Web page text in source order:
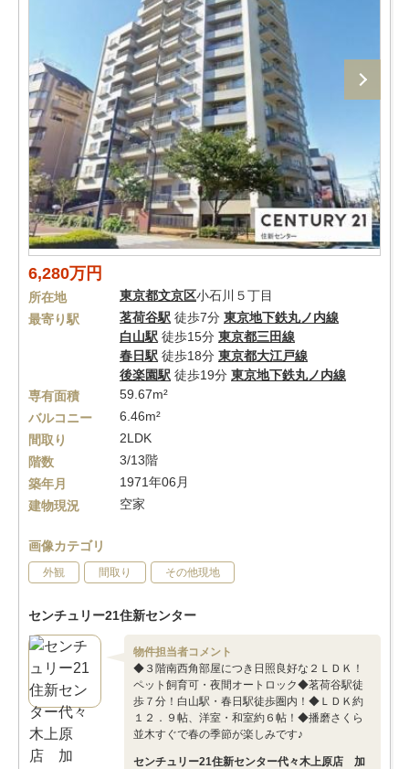
6,280万円
所在地 東京都文京区小石川５丁目
最寄り駅
茗荷谷駅 徒歩7分 東京地下鉄丸ノ内線
白山駅 徒歩15分 東京都三田線
春日駅 徒歩18分 東京都大江戸線
後楽園駅 徒歩19分 東京地下鉄丸ノ内線
専有面積
59.67m²
バルコニー
6.46m²
間取り
2LDK
階数
3/13階
築年月
1971年06月
建物現況
空家
画像カテゴリ
外観 間取り その他現地
センチュリー21住新センター
物件担当者コメント
◆３階南西角部屋につき日照良好な２ＬＤＫ！
ペット飼育可・夜間オートロック◆茗荷谷駅徒
歩７分！白山駅・春日駅徒歩圏内！◆ＬＤＫ約
１２．９帖、洋室・和室約６帖！◆播磨さくら
並木すぐで春の季節が楽しみです♪
センチュリー21住新センター代々木上原店 加